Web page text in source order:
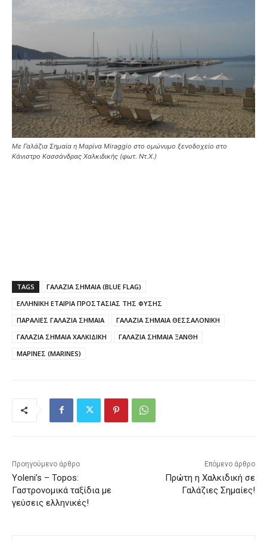
Με Γαλάζια Σημαία η Μαρίνα Miraggio στο ομώνυμο ξενοδοχείο στο
Κάνιστρο Κασσάνδρας Χαλκιδικής (φωτ. Ντ.Χ.)
TAGS
ΓΑΛΑΖΙΑ ΣΗΜΑΙΑ (BLUE FLAG)
ΕΛΛΗΝΙΚΗ ΕΤΑΙΡΙΑ ΠΡΟΣΤΑΣΙΑΣ ΤΗΣ ΦΥΣΗΣ
ΠΑΡΑΛΙΕΣ ΓΑΛΑΖΙΑ ΣΗΜΑΙΑ
ΓΑΛΑΖΙΑ ΣΗΜΑΙΑ ΘΕΣΣΑΛΟΝΙΚΗ
ΓΑΛΑΖΙΑ ΣΗΜΑΙΑ ΧΑΛΚΙΔΙΚΗ
ΓΑΛΑΖΙΑ ΣΗΜΑΙΑ ΞΑΝΘΗ
ΜΑΡΙΝΕΣ (MARINES)
Προηγούμενο άρθρο
Yoleni’s – Topos:
Γαστρονομικά ταξίδια με
γεύσεις ελληνικές!
Επόμενο άρθρο
Πρώτη η Χαλκιδική σε
Γαλάζιες Σημαίες!